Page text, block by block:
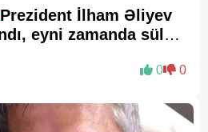
Prezident İlham Əliyev
eyni zamanda sülhü
0 0